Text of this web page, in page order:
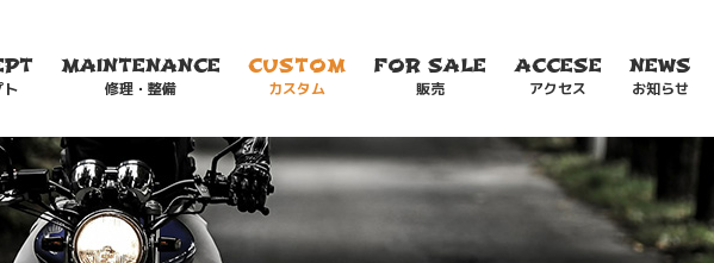
ト
MAINTENANCE
修理・整備
CUSTOM
カスタム
FOR SALE
販売
ACCESE
アクセス
NEWS
お知らせ